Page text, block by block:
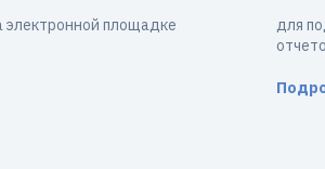
электронной площадке
для